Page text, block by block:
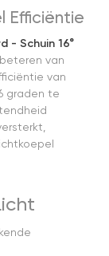
al ophalen
magazijn.
Alles was
netjes
geregeld
en de prijs
stuk
scherper
aanbieders.
zelf mag
Efficiëntie
- Schuin 16°
van
van
graden te